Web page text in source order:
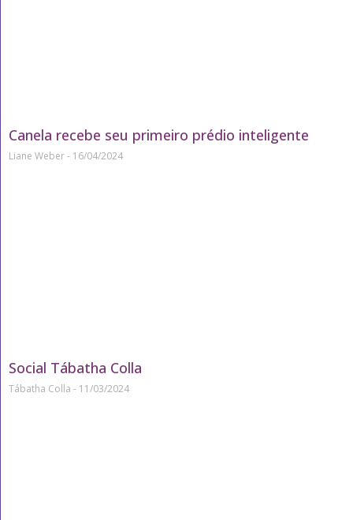
Canela recebe seu primeiro prédio inteligente
Liane Weber 16/04/2024
Social Tábatha Colla
Tábatha Colla 11/03/2024